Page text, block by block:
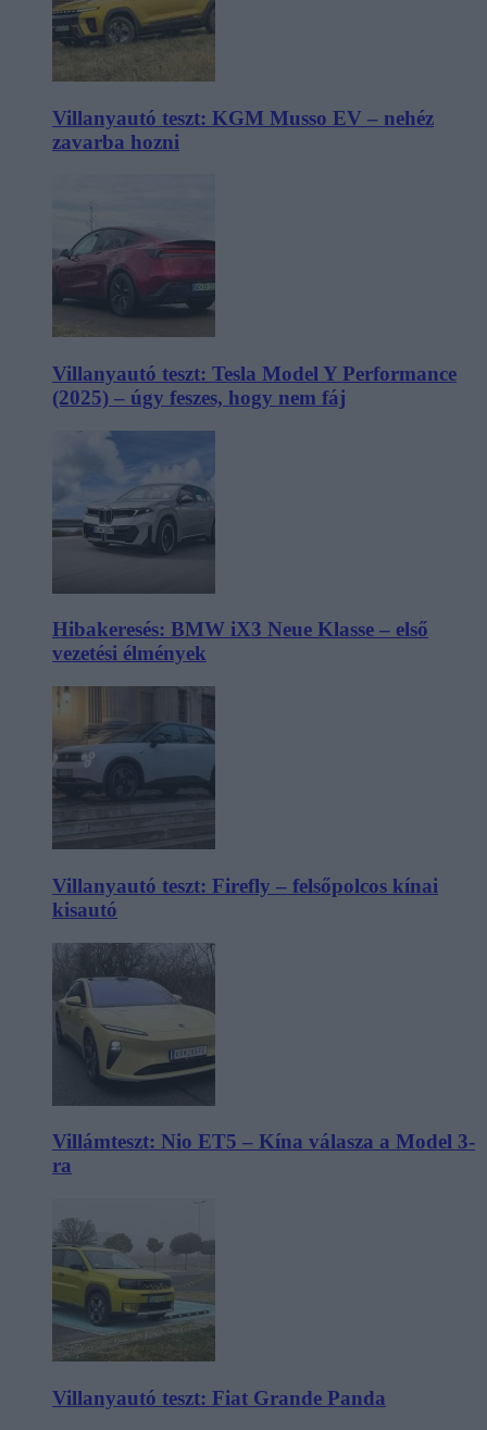
Villanyautó teszt: KGM Musso EV – nehéz
zavarba hozni
Villanyautó teszt: Tesla Model Y Performance
(2025) – úgy feszes, hogy nem fáj
Hibakeresés: BMW iX3 Neue Klasse – első
vezetési élmények
Villanyautó teszt: Firefly – felsőpolcos kínai
kisautó
Villámteszt: Nio ET5 – Kína válasza a Model 3-
ra
Villanyautó teszt: Fiat Grande Panda